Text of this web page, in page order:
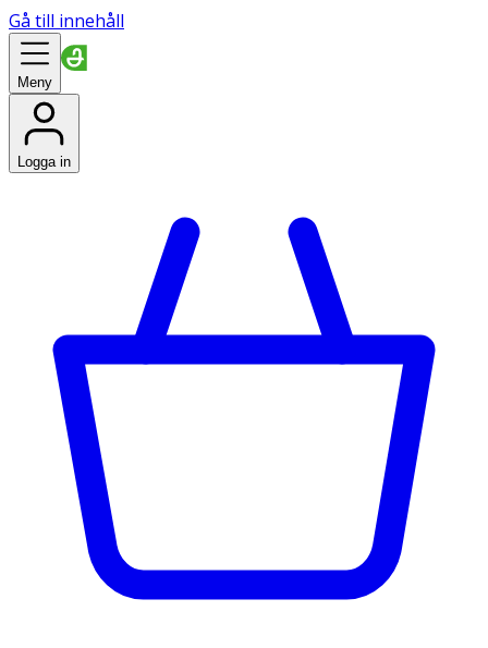
Gå till innehåll
Meny
Logga in